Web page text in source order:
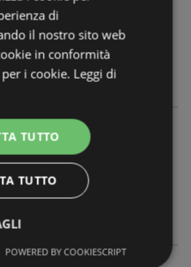
Eris
non più valido
il: 19.07.2026
0,39 km
di
il nostro sito web
in conformità
i cookie. Leggi di
TUTTO
TUTTO
POWERED BY COOKIESCRIPT